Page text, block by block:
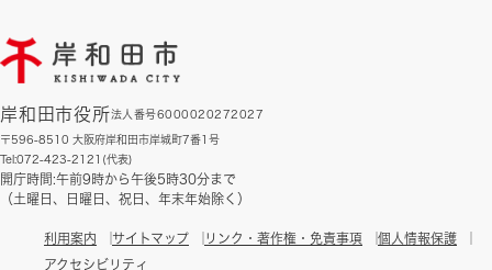
岸和田市役所法人番号6000020272027
〒596-8510 大阪府岸和田市岸城町7番1号
Tel:072-423-2121(代表)
開庁時間:午前9時から午後5時30分まで
（土曜日、日曜日、祝日、年末年始除く）
利用案内 サイトマップ リンク・著作権・免責事項
個人情報保護
アクセシビリティ